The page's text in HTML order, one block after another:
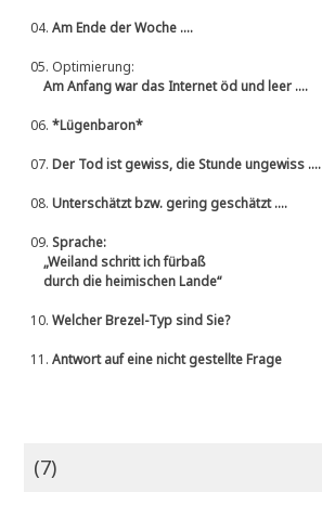
04.Am Ende der Woche ....
05. Optimierung:
Am Anfang war das Internet öd und leer ....
06.*Lügenbaron*
07.Der Tod ist gewiss, die Stunde ungewiss ....
08.Unterschätzt bzw. gering geschätzt ....
09.Sprache:
„Weiland schritt ich fürbaß
durch die heimischen Lande“
10.Welcher Brezel-Typ sind Sie?
11.Antwort auf eine nicht gestellte Frage
(7)